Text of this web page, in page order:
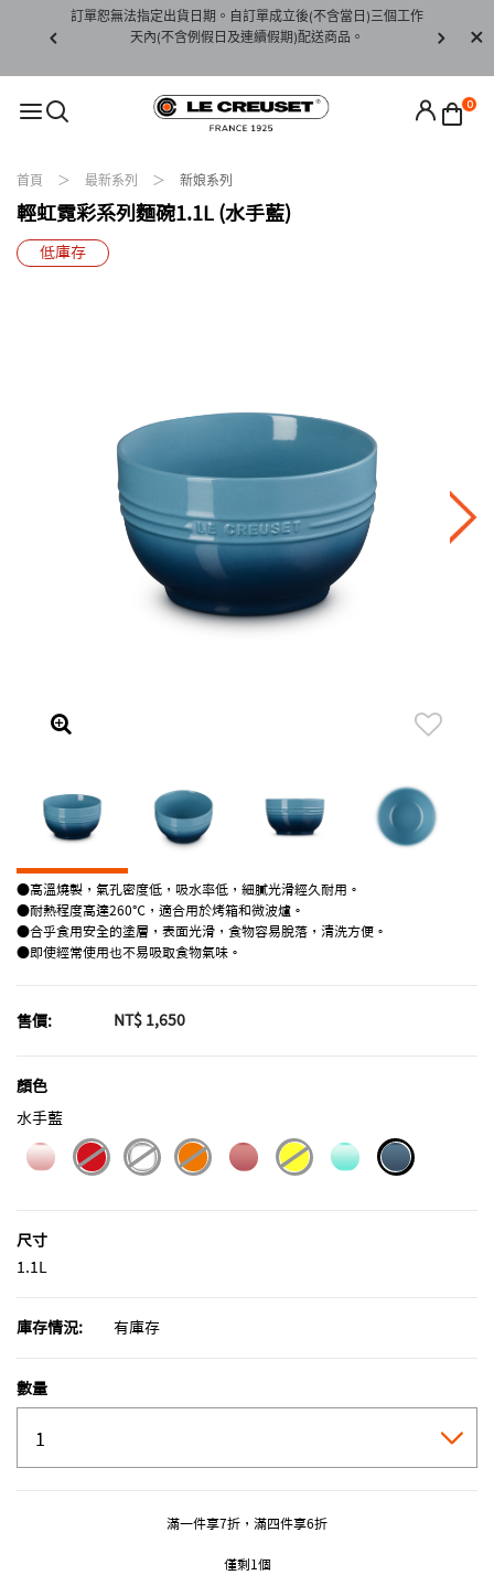
下水)，若
訂單恕無法指定出貨日期。自訂單成立後(不含當日)三個工作
天內(不含例假日及連續假期)配送商品。
請至
0
首頁 最新系列 新娘系列
輕虹霓彩系列麵碗1.1L (水手藍)
低庫存
●高溫燒製，氣孔密度低，吸水率低，細膩光滑經久耐用。
●耐熱程度高達260℃，適合用於烤箱和微波爐。
●合乎食用安全的塗層，表面光滑，食物容易脫落，清洗方便。
●即使經常使用也不易吸取食物氣味。
售價: NT$ 1,650
顏色
水手藍
尺寸
1.1L
庫存情況: 有庫存
數量
滿一件享7折，滿四件享6折
僅剩1個